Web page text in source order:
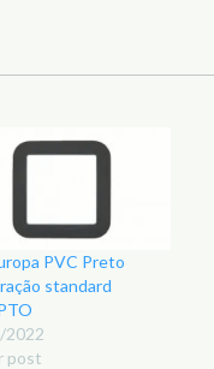
PVC Preto
standard
2022
post